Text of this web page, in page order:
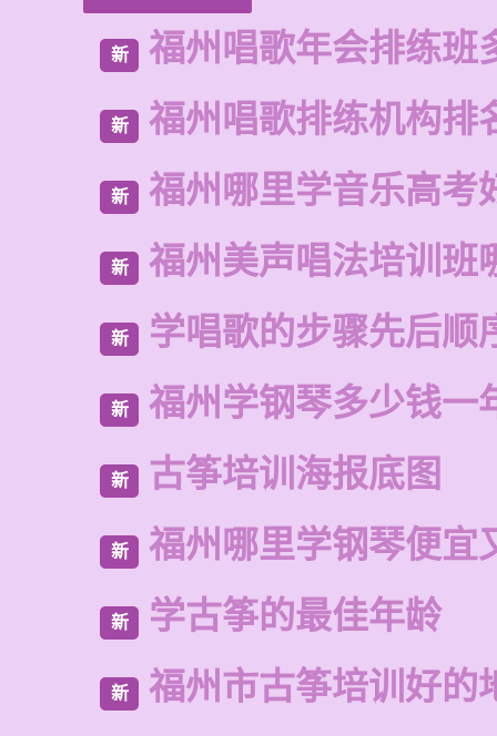
新 福州唱歌年会排练班
新 福州唱歌排练机构排
新 福州哪里学音乐高考
新 福州美声唱法培训班
新 学唱歌的步骤先后顺
新 福州学钢琴多少钱一
新 古筝培训海报底图
新 福州哪里学钢琴便宜
新 学古筝的最佳年龄
新 福州市古筝培训好的